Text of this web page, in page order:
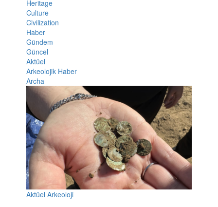
Heritage
Culture
Civilization
Haber
Gündem
Güncel
Aktüel
Arkeolojik Haber
Archa
Aktüel Arkeoloji